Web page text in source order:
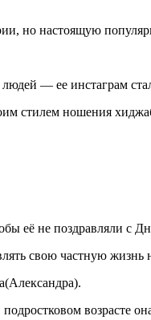
но настоящую
— ее инстаграм
стилем ношения
её не поздравляли с
свою частную жизнь
возрасте